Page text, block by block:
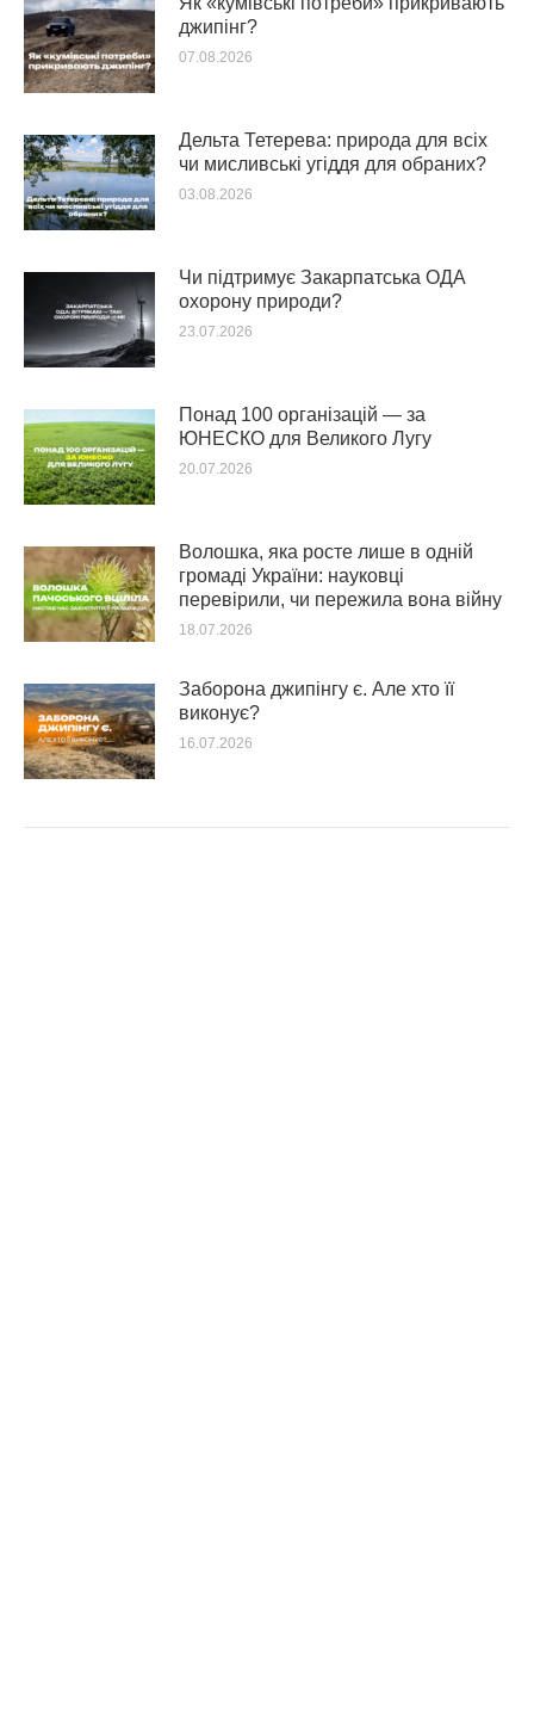
джипінг?
07.08.2026
Дельта Тетерева: природа для всіх
чи мисливські угіддя для обраних?
03.08.2026
Чи підтримує Закарпатська ОДА
охорону природи?
23.07.2026
Понад 100 організацій — за
ЮНЕСКО для Великого Лугу
20.07.2026
Волошка, яка росте лише в одній
громаді України: науковці
перевірили, чи пережила вона війну
18.07.2026
Заборона джипінгу є. Але хто її
виконує?
16.07.2026